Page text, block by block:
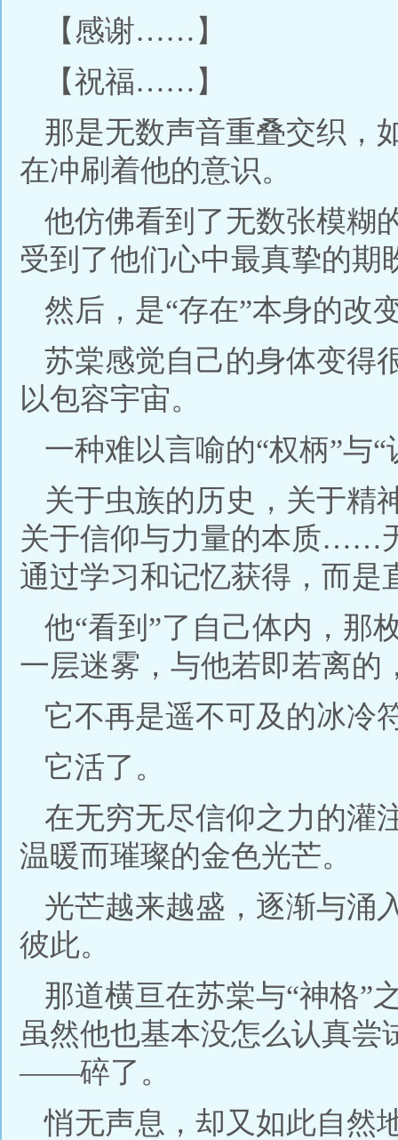
【感谢……】
【祝福……】
那是无数声音重叠交织，
在冲刷着他的意识。
他仿佛看到了无数张模糊
受到了他们心中最真挚的期
然后，是“存在”本身的改
苏棠感觉自己的身体变得
以包容宇宙。
一种难以言喻的“权柄”与
关于虫族的历史，关于精
关于信仰与力量的本质……
通过学习和记忆获得，而是
他“看到”了自己体内，那
一层迷雾，与他若即若离的
它不再是遥不可及的冰冷
它活了。
在无穷无尽信仰之力的灌
温暖而璀璨的金色光芒。
光芒越来越盛，逐渐与涌
彼此。
那道横亘在苏棠与“神格
虽然他也基本没怎么认真
——碎了。
悄无声息，却又如此自然